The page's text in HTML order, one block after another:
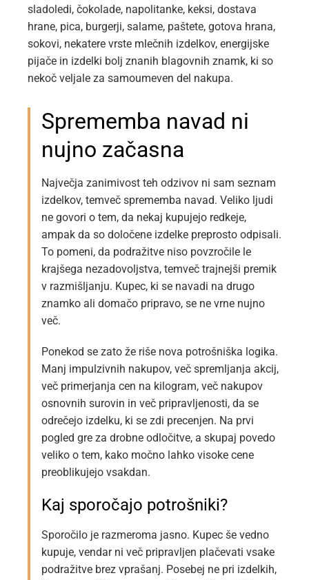
sladoledi, čokolade, napolitanke, keksi, dostava
hrane, pica, burgerji, salame, paštete, gotova hrana,
sokovi, nekatere vrste mlečnih izdelkov, energijske
pijače in izdelki bolj znanih blagovnih znamk, ki so
nekoč veljale za samoumeven del nakupa.
Sprememba navad ni
nujno začasna
Največja zanimivost teh odzivov ni sam seznam
izdelkov, temveč sprememba navad. Veliko ljudi
ne govori o tem, da nekaj kupujejo redkeje,
ampak da so določene izdelke preprosto odpisali.
To pomeni, da podražitve niso povzročile le
krajšega nezadovoljstva, temveč trajnejši premik
v razmišljanju. Kupec, ki se navadi na drugo
znamko ali domačo pripravo, se ne vrne nujno
več.
Ponekod se zato že riše nova potrošniška logika.
Manj impulzivnih nakupov, več spremljanja akcij,
več primerjanja cen na kilogram, več nakupov
osnovnih surovin in več pripravljenosti, da se
odrečejo izdelku, ki se zdi precenjen. Na prvi
pogled gre za drobne odločitve, a skupaj povedo
veliko o tem, kako močno lahko visoke cene
preoblikujejo vsakdan.
Kaj sporočajo potrošniki?
Sporočilo je razmeroma jasno. Kupec še vedno
kupuje, vendar ni več pripravljen plačevati vsake
podražitve brez vprašanj. Posebej ne pri izdelkih,